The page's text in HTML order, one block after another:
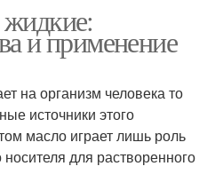
и применение
на организм человека то
источники этого
масло играет лишь роль
для растворенного